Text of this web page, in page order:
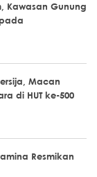
Kawasan Gunung
Macan
di HUT ke-500
Resmikan